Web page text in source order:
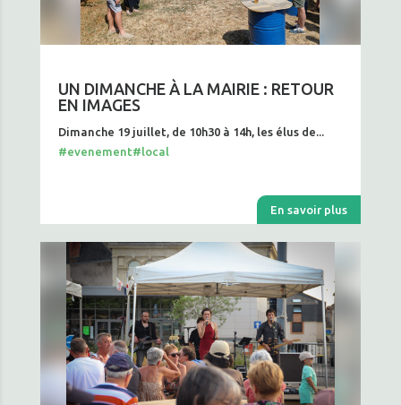
UN DIMANCHE À LA MAIRIE : RETOUR
EN IMAGES
Dimanche 19 juillet, de 10h30 à 14h, les élus de...
#evenement#local
En savoir plus